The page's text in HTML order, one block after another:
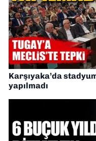
Karşıyaka’da
yapılmadı